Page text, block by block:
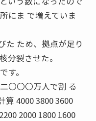
にま で増えていま
た ため、拠点が足り
分裂させた。
す。
〇〇〇万人で割 る
算 4000 3800 3600
2000 1800 1600